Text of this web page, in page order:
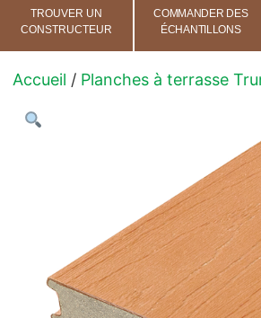
TROUVER UN
CONSTRUCTEUR
COMMANDER DES
ÉCHANTILLONS
Accueil / Planches à terrasse